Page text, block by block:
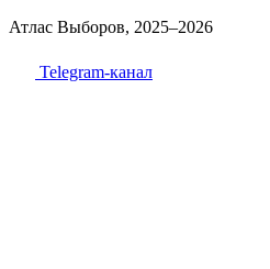
Атлас Выборов, 2025–2026
Telegram-канал